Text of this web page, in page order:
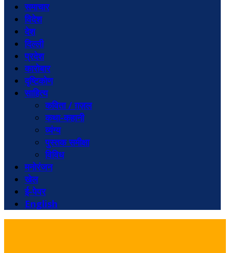
समाचार
विदेश
देश
दिल्ली
प्रदेश
कारोबार
दृष्टिकोण
साहित्य
कविता / ग़ज़ल
कथा-कहानी
व्यंग्य
पुस्तक समीक्षा
विविध
मनोरंजन
खेल
ई-पेपर
English